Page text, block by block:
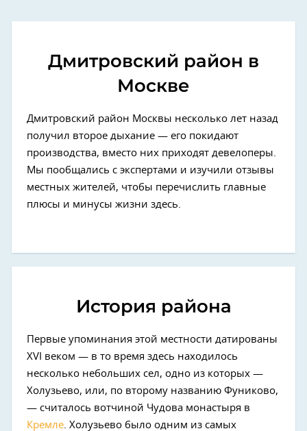
Дмитровский район в
Москве
Дмитровский район Москвы несколько лет назад
получил второе дыхание — его покидают
производства, вместо них приходят девелоперы.
Мы пообщались с экспертами и изучили отзывы
местных жителей, чтобы перечислить главные
плюсы и минусы жизни здесь.
История района
Первые упоминания этой местности датированы
XVI веком — в то время здесь находилось
несколько небольших сел, одно из которых —
Холузьево, или, по второму названию Фуниково,
— считалось вотчиной Чудова монастыря в
Кремле. Холузьево было одним из самых